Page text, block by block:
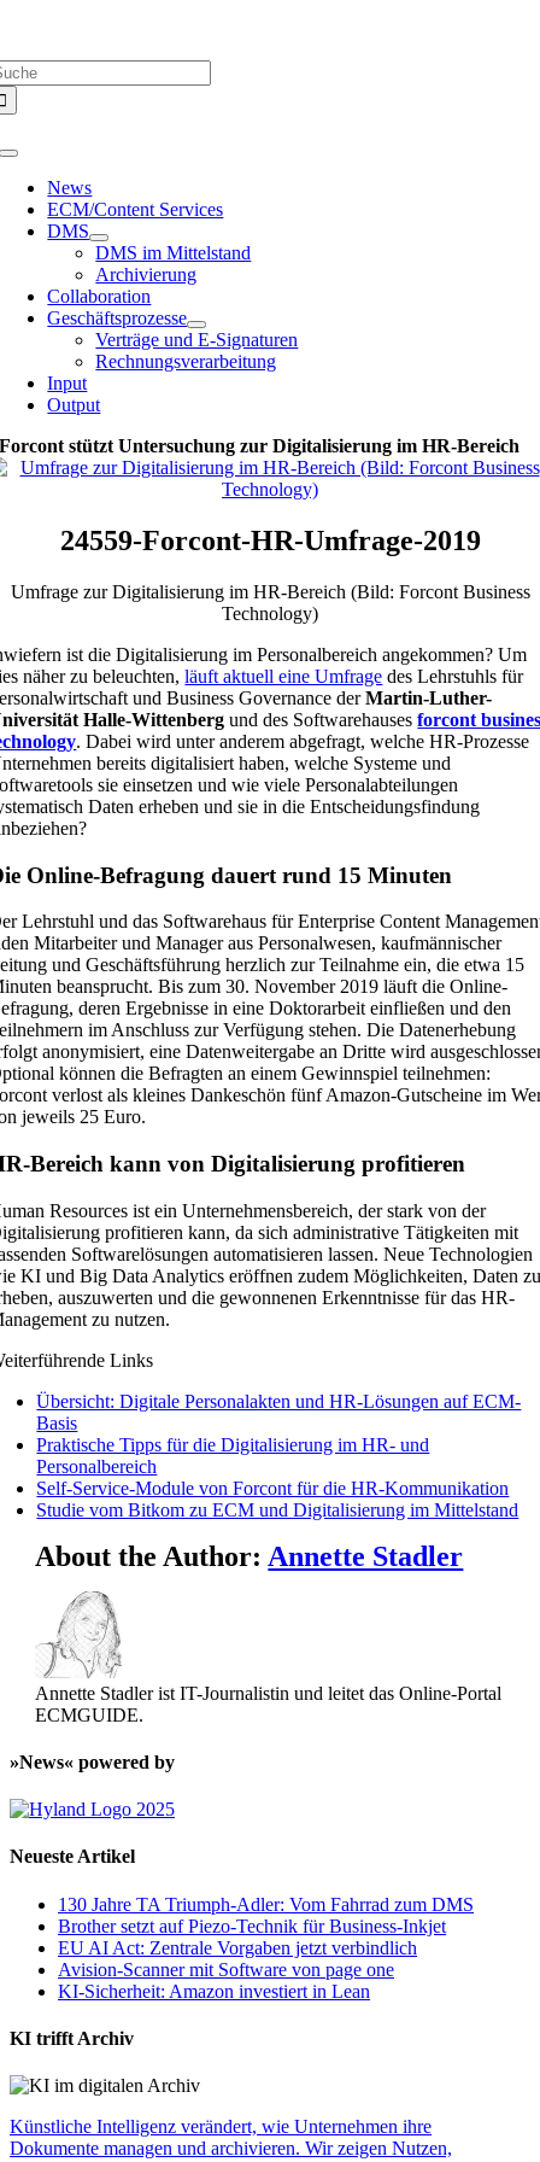
springen
Toggle
Navigation
News
ECM/Content Services
DMS
DMS im Mittelstand
Archivierung
Collaboration
Geschäftsprozesse
Verträge und E-Signaturen
Rechnungsverarbeitung
Input
Output
Forcont stützt Untersuchung zur Digitalisierung im HR-Bereich
24559-Forcont-HR-Umfrage-2019
Umfrage zur Digitalisierung im HR-Bereich (Bild: Forcont Business
Technology)
ist die Digitalisierung im Personalbereich angekommen? Um
näher zu beleuchten,läuft aktuell eine Umfrage des Lehrstuhls für
und Business Governance derMartin-Luther-
Halle-Wittenberg und des Softwarehausesforcont
. Dabei wird unter anderem abgefragt, welche HR-Prozesse
bereits digitalisiert haben, welche Systeme und
sie einsetzen und wie viele Personalabteilungen
Daten erheben und sie in die Entscheidungsfindung
Online-Befragung dauert rund 15 Minuten
Lehrstuhl und das Softwarehaus für Enterprise Content
Mitarbeiter und Manager aus Personalwesen, kaufmännischer
und Geschäftsführung herzlich zur Teilnahme ein, die etwa 15
beansprucht. Bis zum 30. November 2019 läuft die Online-
deren Ergebnisse in eine Doktorarbeit einfließen und den
im Anschluss zur Verfügung stehen. Die Datenerhebung
anonymisiert, eine Datenweitergabe an Dritte wird
können die Befragten an einem Gewinnspiel teilnehmen:
verlost als kleines Dankeschön fünf Amazon-Gutscheine im
jeweils 25 Euro.
Bereich kann von Digitalisierung profitieren
Resources ist ein Unternehmensbereich, der stark von der
profitieren kann, da sich administrative Tätigkeiten mit
Softwarelösungen automatisieren lassen. Neue Technologien
KI und Big Data Analytics eröffnen zudem Möglichkeiten, Daten
auszuwerten und die gewonnenen Erkenntnisse für das HR-
zu nutzen.
Links
Übersicht: Digitale Personalakten und HR-Lösungen auf ECM-
Basis
Praktische Tipps für die Digitalisierung im HR- und
Personalbereich
Self-Service-Module von Forcont für die HR-Kommunikation
Studie vom Bitkom zu ECM und Digitalisierung im Mittelstand
About the Author: Annette Stadler
Annette Stadler ist IT-Journalistin und leitet das Online-Portal
ECMGUIDE.
»News« powered by
Neueste Artikel
130 Jahre TA Triumph-Adler: Vom Fahrrad zum DMS
Brother setzt auf Piezo-Technik für Business-Inkjet
EU AI Act: Zentrale Vorgaben jetzt verbindlich
Avision-Scanner mit Software von page one
KI-Sicherheit: Amazon investiert in Lean
KI trifft Archiv
Künstliche Intelligenz verändert, wie Unternehmen ihre
Dokumente managen und archivieren. Wir zeigen Nutzen,